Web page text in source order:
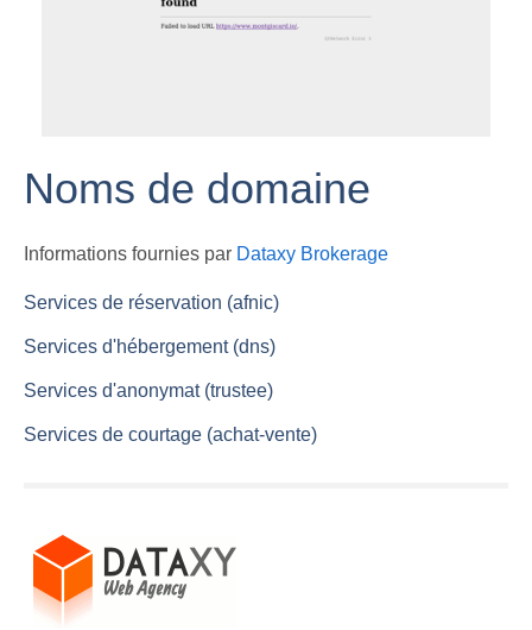
Noms de domaine
Informations fournies par Dataxy Brokerage
Services de réservation (afnic)
Services d'hébergement (dns)
Services d'anonymat (trustee)
Services de courtage (achat-vente)